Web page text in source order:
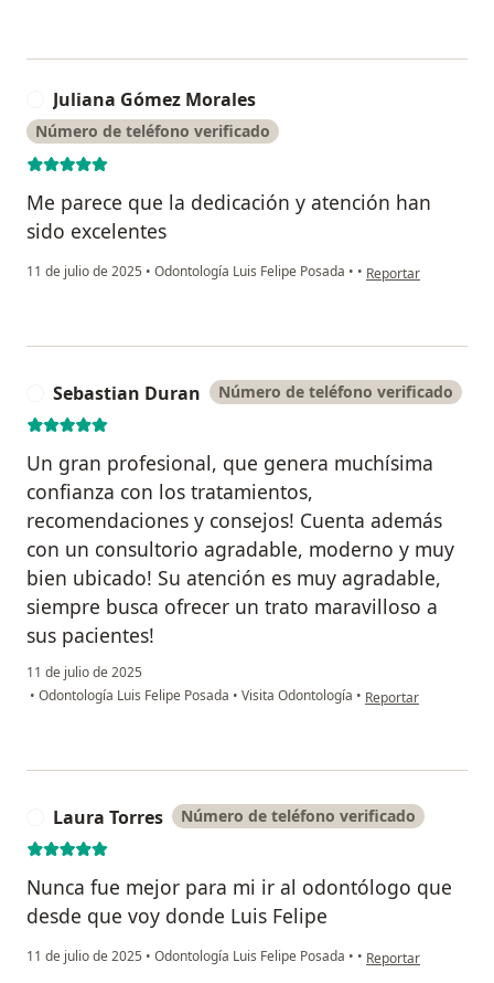
Juliana Gómez Morales
Número de teléfono verificado
Me parece que la dedicación y atención han
sido excelentes
11 de julio de 2025 • Odontología Luis Felipe Posada • • en opinión del
Reportar
Sebastian Duran Número de teléfono verificado
Un gran profesional, que genera muchísima
confianza con los tratamientos,
recomendaciones y consejos! Cuenta además
con un consultorio agradable, moderno y muy
bien ubicado! Su atención es muy agradable,
siempre busca ofrecer un trato maravilloso a
sus pacientes!
11 de julio de 2025
• Odontología Luis Felipe Posada • Visita Odontología • en opinión del
Reportar
Laura Torres Número de teléfono verificado
Nunca fue mejor para mi ir al odontólogo que
desde que voy donde Luis Felipe
11 de julio de 2025 • Odontología Luis Felipe Posada • • en opinión del
Reportar